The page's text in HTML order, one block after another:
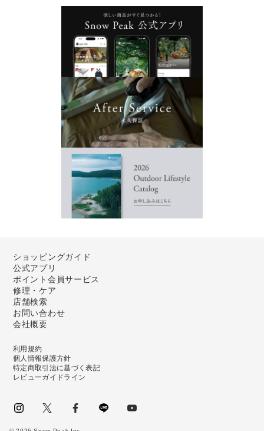
ショッピングガイド
公式アプリ
ポイント会員サービス
修理・ケア
店舗検索
お問い合わせ
会社概要
利用規約
個人情報保護方針
特定商取引法に基づく表記
レビューガイドライン